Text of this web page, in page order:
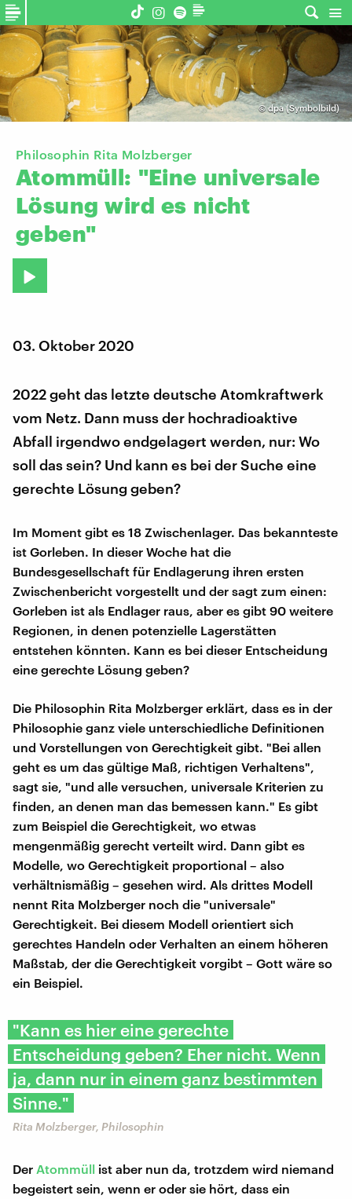
©dpa (Symbolbild)
Philosophin Rita Molzberger
Atommüll: "Eine universale
Lösung wird es nicht
geben"
03. Oktober 2020
2022 geht das letzte deutsche Atomkraftwerk
vom Netz. Dann muss der hochradioaktive
Abfall irgendwo endgelagert werden, nur: Wo
soll das sein? Und kann es bei der Suche eine
gerechte Lösung geben?
Im Moment gibt es 18 Zwischenlager. Das bekannteste
ist Gorleben. In dieser Woche hat die
Bundesgesellschaft für Endlagerung ihren ersten
Zwischenbericht vorgestellt und der sagt zum einen:
Gorleben ist als Endlager raus, aber es gibt 90 weitere
Regionen, in denen potenzielle Lagerstätten
entstehen könnten. Kann es bei dieser Entscheidung
eine gerechte Lösung geben?
Die Philosophin Rita Molzberger erklärt, dass es in der
Philosophie ganz viele unterschiedliche Definitionen
und Vorstellungen von Gerechtigkeit gibt. "Bei allen
geht es um das gültige Maß, richtigen Verhaltens",
sagt sie, "und alle versuchen, universale Kriterien zu
finden, an denen man das bemessen kann." Es gibt
zum Beispiel die Gerechtigkeit, wo etwas
mengenmäßig gerecht verteilt wird. Dann gibt es
Modelle, wo Gerechtigkeit proportional – also
verhältnismäßig – gesehen wird. Als drittes Modell
nennt Rita Molzberger noch die "universale"
Gerechtigkeit. Bei diesem Modell orientiert sich
gerechtes Handeln oder Verhalten an einem höheren
Maßstab, der die Gerechtigkeit vorgibt – Gott wäre so
ein Beispiel.
"Kann es hier eine gerechte
Entscheidung geben? Eher nicht. Wenn
ja, dann nur in einem ganz bestimmten
Sinne."
Rita Molzberger, Philosophin
Der Atommüll ist aber nun da, trotzdem wird niemand
begeistert sein, wenn er oder sie hört, dass ein